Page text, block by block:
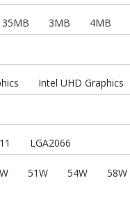
35MB 3MB 4MB
Intel UHD Graphics
LGA2066
51W 54W 58W